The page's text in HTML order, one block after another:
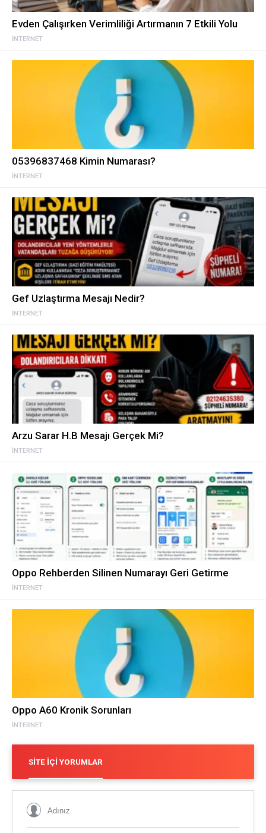
İNTERNET
Evden Çalışırken Verimliliği Artırmanın 7 Etkili Yolu
İNTERNET
05396837468 Kimin Numarası?
İNTERNET
Gef Uzlaştırma Mesajı Nedir?
İNTERNET
Arzu Sarar H.B Mesajı Gerçek Mi?
İNTERNET
Oppo Rehberden Silinen Numarayı Geri Getirme
İNTERNET
Oppo A60 Kronik Sorunları
SITE İÇI YORUMLAR